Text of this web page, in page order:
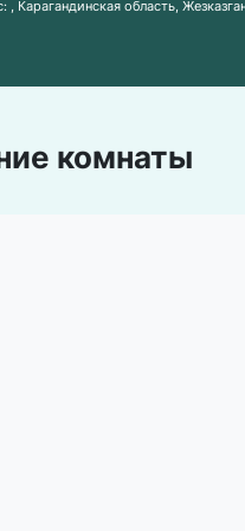
, Карагандинская область,
комнаты